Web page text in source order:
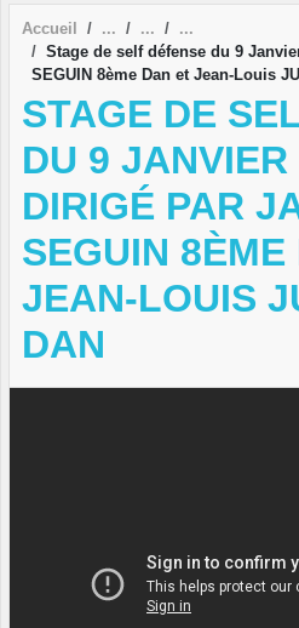
Accueil
Stage de self défense du 9
SEGUIN 8ème Dan et Jean-Louis
STAGE DE
DU 9 JANVIER
DIRIGÉ PAR
SEGUIN
JEAN-LOUIS
DAN